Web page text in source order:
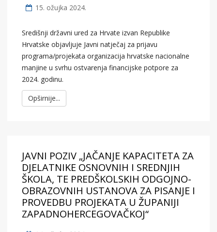
15. ožujka 2024.
Središnji državni ured za Hrvate izvan Republike
Hrvatske objavljuje Javni natječaj za prijavu
programa/projekata organizacija hrvatske nacionalne
manjine u svrhu ostvarenja financijske potpore za
2024. godinu.
Opširnije...
JAVNI POZIV „JAČANJE KAPACITETA ZA
DJELATNIKE OSNOVNIH I SREDNJIH
ŠKOLA, TE PREDŠKOLSKIH ODGOJNO-
OBRAZOVNIH USTANOVA ZA PISANJE I
PROVEDBU PROJEKATA U ŽUPANIJI
ZAPADNOHERCEGOVAČKOJ“